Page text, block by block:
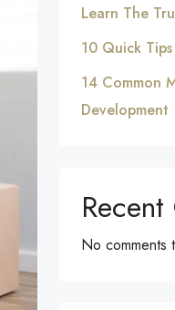
Learn The
10 Quick
14 Common
Development
No comments